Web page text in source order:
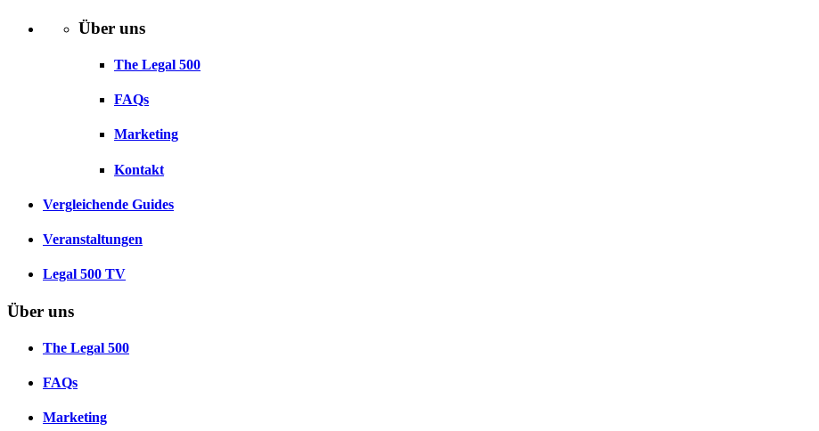
Über uns
The Legal 500
FAQs
Marketing
Kontakt
Vergleichende Guides
Veranstaltungen
Legal 500 TV
Über uns
The Legal 500
FAQs
Marketing